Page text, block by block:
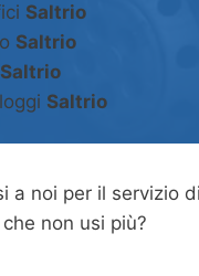
Saltrio
Saltrio
Saltrio
Saltrio
a noi per il servizio di
non usi più?